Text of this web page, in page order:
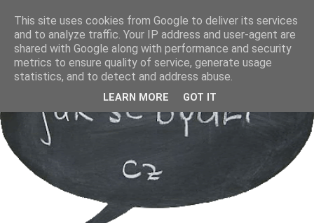
This site uses cookies from Google to deliver its services
and to analyze traffic. Your IP address and user-agent are
shared with Google along with performance and security
metrics to ensure quality of service, generate usage
statistics, and to detect and address abuse.
LEARN MORE GOT IT